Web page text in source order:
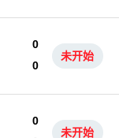
0
0
未开始
0
未开始